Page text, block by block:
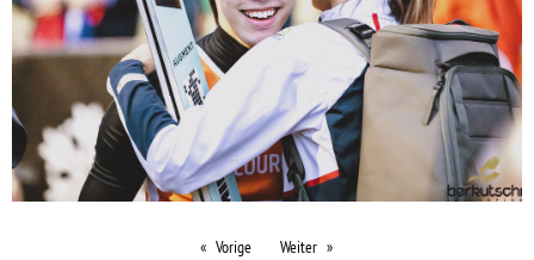
Vorige Weiter